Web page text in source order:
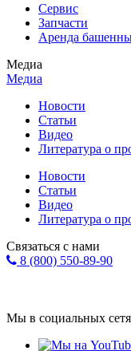
Сервис
Запчасти
Аренда
Медиа
Медиа
Новости
Статьи
Видео
Литература о
Новости
Статьи
Видео
Литература о
Связаться с нами
8 (800) 550-89-90
Мы в социальных